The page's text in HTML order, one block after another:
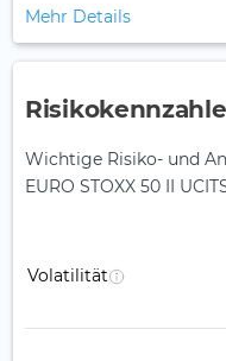
Mehr Details
Wichtige Risiko- und
EURO STOXX 50 II
Volatilität